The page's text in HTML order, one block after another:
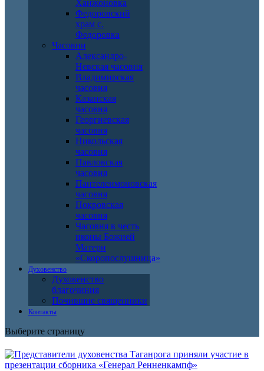
Ханжоновка
Федоровский
храм с.
Федоровка
Часовни
Александро-
Невская часовня
Владимирская
часовня
Казанская
часовня
Георгиевская
часовня
Никольская
часовня
Павловская
часовня
Пантелеимоновская
часовня
Покровская
часовня
Часовня в честь
иконы Божией
Матери
«Скоропослушница»
Духовенство
Духовенство
благочиния
Почившие священники
Контакты
Выберите страницу